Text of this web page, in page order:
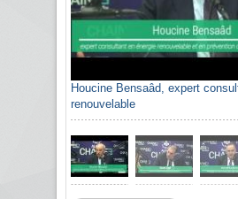
Houcine Bensaâd, expert
renouvelable